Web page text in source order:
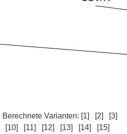
Berechnete Varianten: [1] [2]
[3]
[10] [11] [12] [13] [14]
[15]